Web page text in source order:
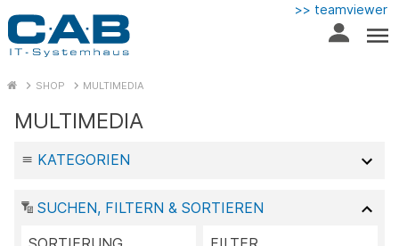
>> teamviewer
SHOP MULTIMEDIA
MULTIMEDIA
KATEGORIEN
SUCHEN, FILTERN & SORTIEREN